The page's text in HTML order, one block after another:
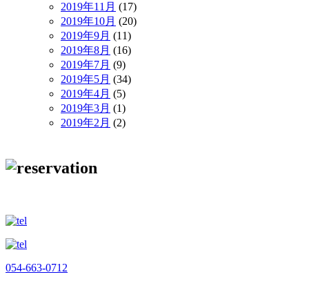
2019年11月 (17)
2019年10月 (20)
2019年9月 (11)
2019年8月 (16)
2019年7月 (9)
2019年5月 (34)
2019年4月 (5)
2019年3月 (1)
2019年2月 (2)
054-663-0712